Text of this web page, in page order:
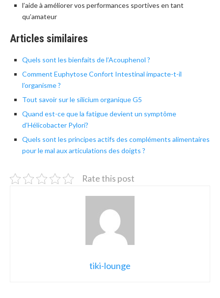
l’aide à améliorer vos performances sportives en tant
qu’amateur
Articles similaires
Quels sont les bienfaits de l’Acouphenol ?
Comment Euphytose Confort Intestinal impacte-t-il
l’organisme ?
Tout savoir sur le silicium organique G5
Quand est-ce que la fatigue devient un symptôme
d’Hélicobacter Pylori?
Quels sont les principes actifs des compléments alimentaires
pour le mal aux articulations des doigts ?
Rate this post
tiki-lounge